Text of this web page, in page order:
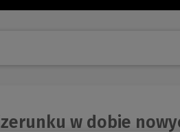
w dobie